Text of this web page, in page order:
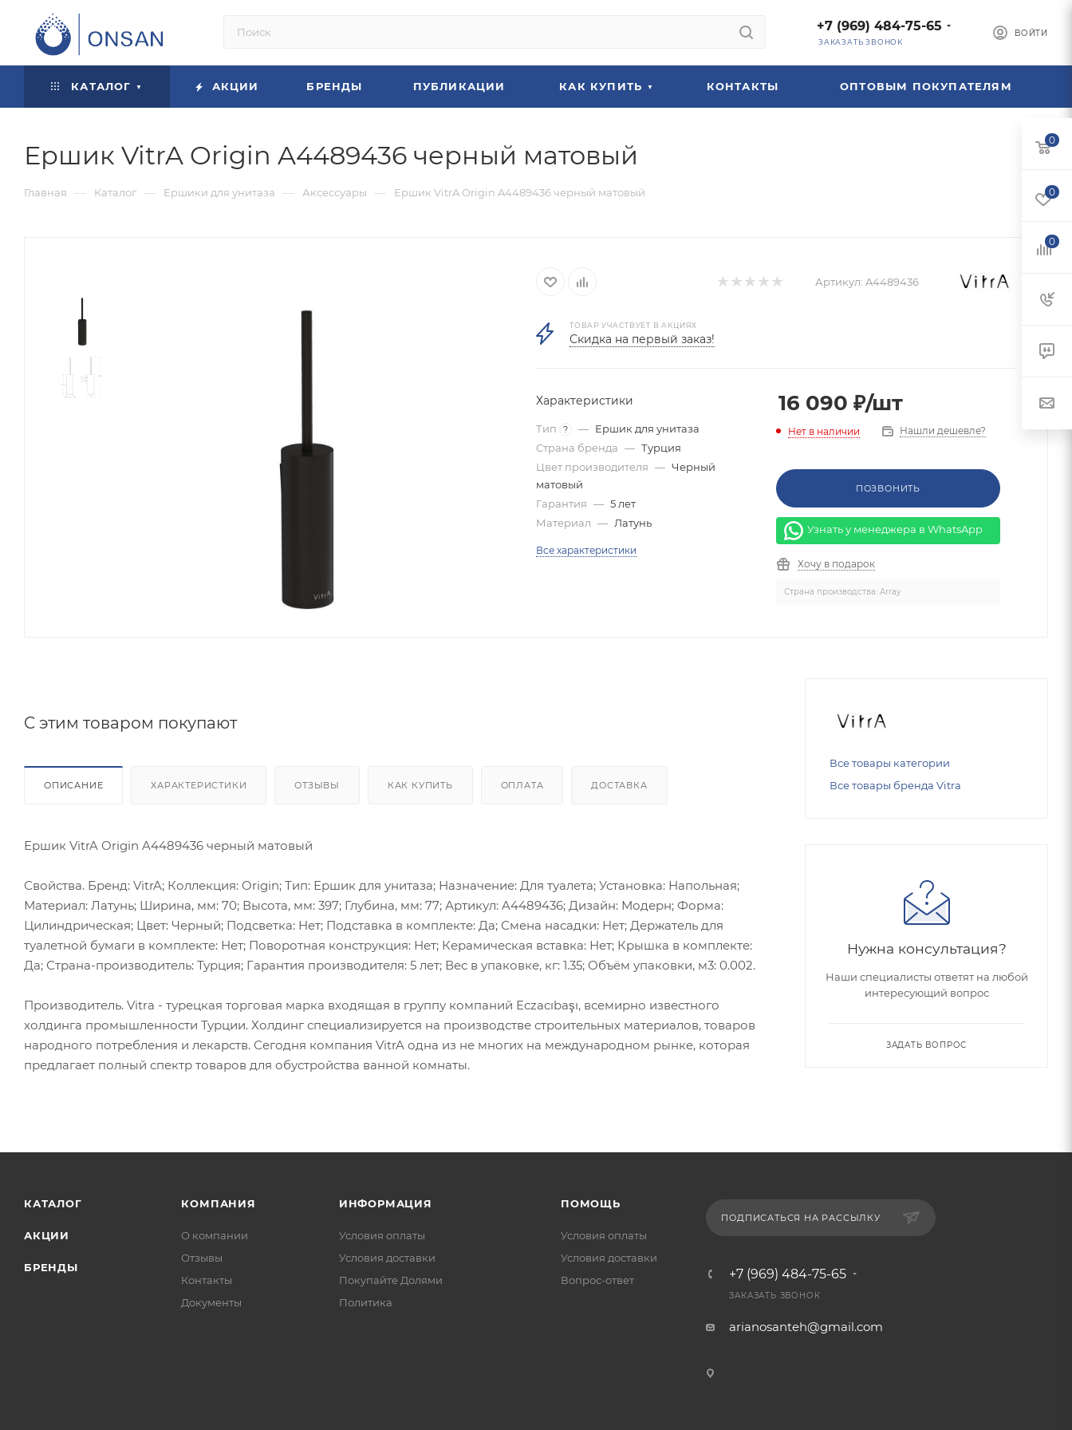
ВОЙТИ
+7 (969) 484-75-65
ЗАКАЗАТЬ ЗВОНОК
КАТАЛОГ АКЦИИ БРЕНДЫ ПУБЛИКАЦИИ КАК КУПИТЬ КОНТАКТЫ ОПТОВЫМ ПОКУПАТЕЛЯМ
Ершик VitrA Origin A4489436 черный матовый
Главная — Каталог — Ершики для унитаза — Аксессуары — Ершик VitrA Origin A4489436 черный матовый
Артикул: A4489436
ТОВАР УЧАСТВУЕТ В АКЦИЯХ
Скидка на первый заказ!
Характеристики
Тип ? — Ершик для унитаза
Страна бренда — Турция
Цвет производителя — Черный
матовый
Гарантия — 5 лет
Материал — Латунь
Все характеристики
16 090 ₽/шт
Нет в наличии Нашли дешевле?
ПОЗВОНИТЬ
Узнать у менеджера в WhatsApp
Хочу в подарок
Страна производства: Array
C этим товаром покупают
ОПИСАНИЕ ХАРАКТЕРИСТИКИ ОТЗЫВЫ КАК КУПИТЬ ОПЛАТА ДОСТАВКА
Ершик VitrA Origin A4489436 черный матовый
Свойства. Бренд: VitrA; Коллекция: Origin; Тип: Ершик для унитаза; Назначение: Для туалета; Установка: Напольная;
Материал: Латунь; Ширина, мм: 70; Высота, мм: 397; Глубина, мм: 77; Артикул: A4489436; Дизайн: Модерн; Форма:
Цилиндрическая; Цвет: Черный; Подсветка: Нет; Подставка в комплекте: Да; Смена насадки: Нет; Держатель для
туалетной бумаги в комплекте: Нет; Поворотная конструкция: Нет; Керамическая вставка: Нет; Крышка в комплекте:
Да; Страна-производитель: Турция; Гарантия производителя: 5 лет; Вес в упаковке, кг: 1.35; Объём упаковки, м3: 0.002.
Производитель. Vitra - турецкая торговая марка входящая в группу компаний Eczacıbaşı, всемирно известного
холдинга промышленности Турции. Холдинг специализируется на производстве строительных материалов, товаров
народного потребления и лекарств. Сегодня компания VitrA одна из не многих на международном рынке, которая
предлагает полный спектр товаров для обустройства ванной комнаты.
Все товары категории
Все товары бренда Vitra
Нужна консультация?
Наши специалисты ответят на любой
интересующий вопрос
ЗАДАТЬ ВОПРОС
КАТАЛОГ
АКЦИИ
БРЕНДЫ
КОМПАНИЯ
О компании
Отзывы
Контакты
Документы
ИНФОРМАЦИЯ
Условия оплаты
Условия доставки
Покупайте Долями
Политика
ПОМОЩЬ
Условия оплаты
Условия доставки
Вопрос-ответ
ПОДПИСАТЬСЯ НА РАССЫЛКУ
+7 (969) 484-75-65
ЗАКАЗАТЬ ЗВОНОК
arianosanteh@gmail.com
0
0
0